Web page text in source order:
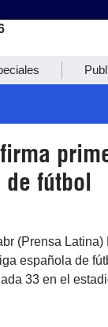
fútbol
(Prensa
española de
33 en el